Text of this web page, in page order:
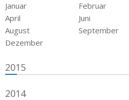
Januar Februar
April
Juni
August
September
Dezember
2015
2014